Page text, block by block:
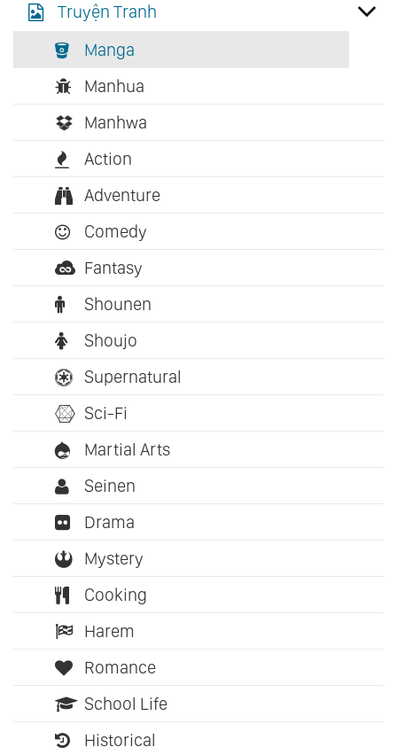
Truyện Tranh
Manga
Manhua
Manhwa
Action
Adventure
Comedy
Fantasy
Shounen
Shoujo
Supernatural
Sci-Fi
Martial Arts
Seinen
Drama
Mystery
Cooking
Harem
Romance
School Life
Historical